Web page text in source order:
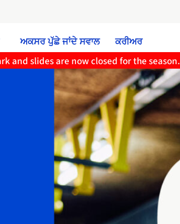
ਅਕਸਰ ਪੁੱਛੇ ਜਾਂਦੇ ਸਵਾਲ ਕਰੀਅਰ
and slides are now closed for the season.